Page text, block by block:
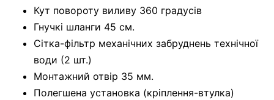
Кут повороту виливу 360 градусів
Гнучкі шланги 45 см.
Сітка-фільтр механічних забруднень технічної
води (2 шт.)
Монтажний отвір 35 мм.
Полегшена установка (кріплення-втулка)